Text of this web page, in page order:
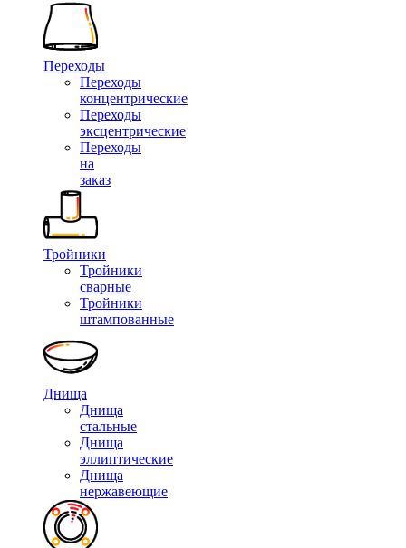
Переходы
Переходы
концентрические
Переходы
эксцентрические
Переходы
на
заказ
Тройники
Тройники
сварные
Тройники
штампованные
Днища
Днища
стальные
Днища
эллиптические
Днища
нержавеющие